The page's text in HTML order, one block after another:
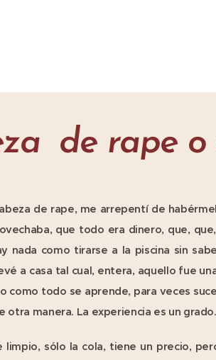
de rape o
de rape, me arrepentí de
que todo era dinero, que,
nada como tirarse a la piscina sin
a casa tal cual, entera, aquello fue
como todo se aprende, para veces
otra manera. La experiencia es un grado.
sólo la cola, tiene un precio,